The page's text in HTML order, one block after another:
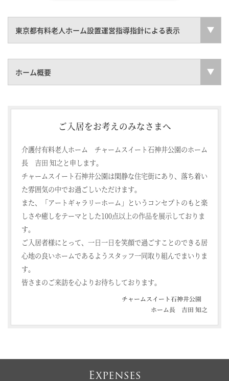
東京都有料老人ホーム設置運営指導指針による表示
ホーム概要
ご入居をお考えのみなさまへ
介護付有料老人ホーム チャームスイート石神井公園のホーム
長 吉田 知之と申します。
チャームスイート石神井公園は閑静な住宅街にあり、落ち着い
た雰囲気の中でお過ごしいただけます。
また、「アートギャラリーホーム」というコンセプトのもと楽
しさや癒しをテーマとした100点以上の作品を展示しておりま
す。
ご入居者様にとって、一日一日を笑顔で過ごすことのできる居
心地の良いホームであるようスタッフ一同取り組んでまいりま
す。
皆さまのご来訪を心よりお待ちしております。
チャームスイート石神井公園
ホーム長 吉田 知之
Expenses